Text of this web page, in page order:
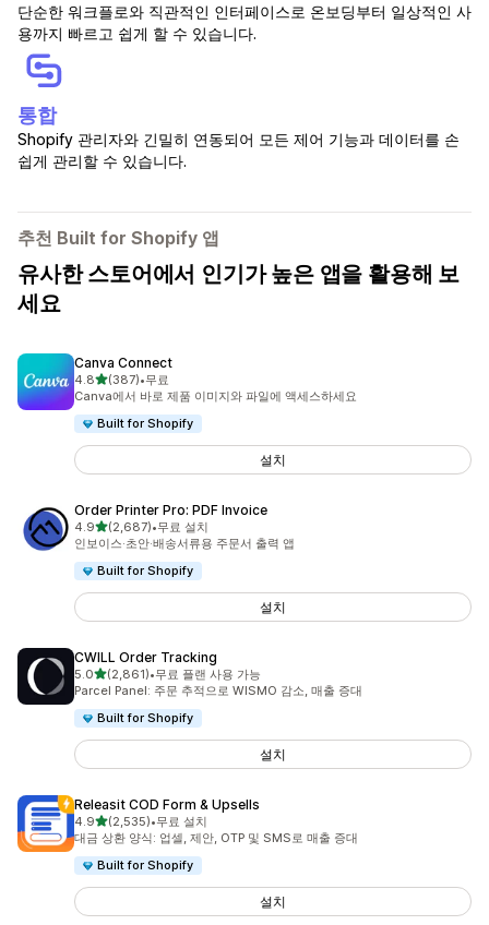
단순한 워크플로와 직관적인 인터페이스로 온보딩부터 일상적인 사
용까지 빠르고 쉽게 할 수 있습니다.
통합
Shopify 관리자와 긴밀히 연동되어 모든 제어 기능과 데이터를 손
쉽게 관리할 수 있습니다.
추천 Built for Shopify 앱
유사한 스토어에서 인기가 높은 앱을 활용해 보
세요
Canva Connect
4.8별 5개 중
(387)
총 리뷰 387개
•무료
Canva에서 바로 제품 이미지와 파일에 액세스하세요
Built for Shopify
설치
Order Printer Pro: PDF Invoice
4.9별 5개 중
(2,687)
총 리뷰 2687개
•무료 설치
인보이스·초안·배송서류용 주문서 출력 앱
Built for Shopify
설치
CWILL Order Tracking
5.0별 5개 중
(2,861)
총 리뷰 2861개
•무료 플랜 사용 가능
Parcel Panel: 주문 추적으로 WISMO 감소, 매출 증대
Built for Shopify
설치
Releasit COD Form & Upsells
4.9별 5개 중
(2,535)
총 리뷰 2535개
•무료 설치
대금 상환 양식: 업셀, 제안, OTP 및 SMS로 매출 증대
Built for Shopify
설치